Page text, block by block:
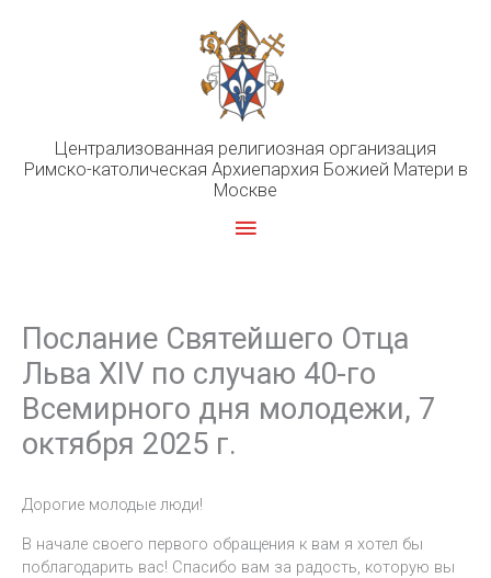
Централизованная религиозная организация
Римско-католическая Архиепархия Божией Матери в
Москве
Главное
Послание Святейшего Отца
Льва XIV по случаю 40-го
Всемирного дня молодежи, 7
октября 2025 г.
Дорогие молодые люди!
В начале своего первого обращения к вам я хотел бы
поблагодарить вас! Спасибо вам за радость, которую вы